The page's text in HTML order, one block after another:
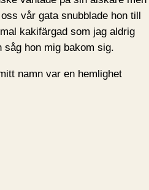
vår gata snubblade hon till
kakifärgad som jag aldrig
såg hon mig bakom sig.
namn var en hemlighet